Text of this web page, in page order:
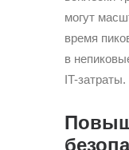
могут
время
в
IT-затраты.